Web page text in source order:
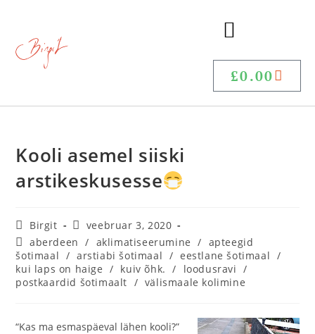
£0.00
Kooli asemel siiski
arstikeskusesse
Birgit
veebruar 3, 2020
aberdeen
/ aklimatiseerumine / apteegid
šotimaal / arstiabi šotimaal / eestlane šotimaal /
kui laps on haige / kuiv õhk. / loodusravi /
postkaardid šotimaalt / välismaale kolimine
“Kas ma esmaspäeval lähen kooli?”